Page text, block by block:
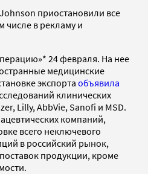
приостановили все
числе в рекламу и
24 февраля. На нее
медицинские
экспорта объявила
клинических
Lilly, AbbVie, Sanofi и MSD.
компаний,
всего неключевого
в российский рынок,
продукции, кроме